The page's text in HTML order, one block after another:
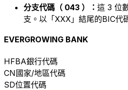
分支代碼（ 043 ）： 這 3 位
支。以「XXX」結尾的BIC代
EVERGROWING BANK
HFBA銀行代碼
CN國家/地區代碼
SD位置代碼